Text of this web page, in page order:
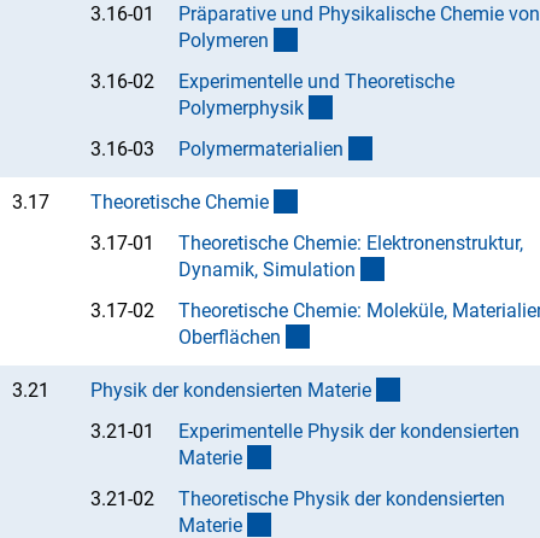
3.16-01
Präparative und Physikalische Chemie von
Polymeren
3.16-02
Experimentelle und Theoretische
Polymerphysik
3.16-03
Polymermaterialien
3.17 Theoretische Chemie
3.17-01
Theoretische Chemie: Elektronenstruktur,
Dynamik, Simulation
3.17-02
Theoretische Chemie: Moleküle,
Oberflächen
3.21 Physik der kondensierten Materie
3.21-01
Experimentelle Physik der kondensierten
Materie
3.21-02
Theoretische Physik der kondensierten
Materie